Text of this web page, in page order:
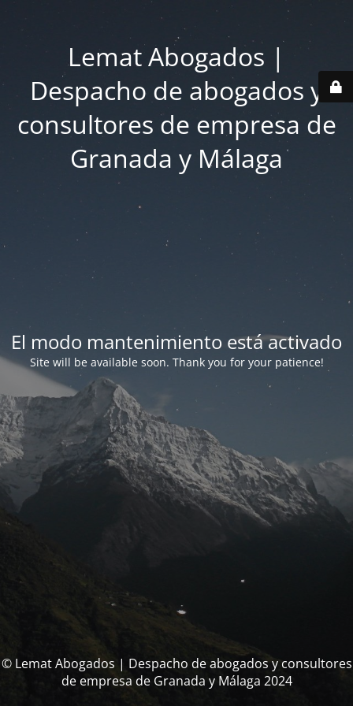
Lemat Abogados |
Despacho de abogados y
consultores de empresa de
Granada y Málaga
El modo mantenimiento está activado
Site will be available soon. Thank you for your patience!
© Lemat Abogados | Despacho de abogados y consultores
de empresa de Granada y Málaga 2024